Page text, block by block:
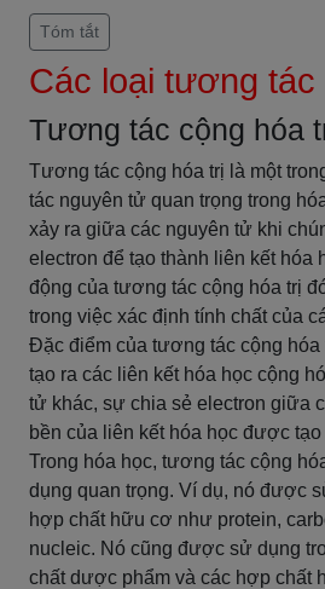
Tóm tắt
Các loại tương
Tương tác cộng hóa
Tương tác cộng hóa trị là một
tác nguyên tử quan trọng trong
xảy ra giữa các nguyên tử khi
electron để tạo thành liên kết hóa
động của tương tác cộng hóa trị
trong việc xác định tính chất của
Đặc điểm của tương tác cộng hóa
tạo ra các liên kết hóa học cộng
tử khác, sự chia sẻ electron giữa
bền của liên kết hóa học được tạo
Trong hóa học, tương tác cộng
dụng quan trọng. Ví dụ, nó được
hợp chất hữu cơ như protein,
nucleic. Nó cũng được sử dụng
chất dược phẩm và các hợp chất